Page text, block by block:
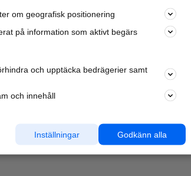
om geografisk positionering
på information som aktivt begärs
och upptäcka bedrägerier samt
och innehåll
Godkänn alla
Inställningar